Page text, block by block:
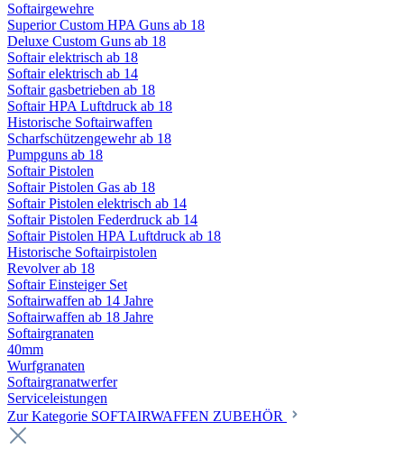
Softairgewehre
Superior Custom HPA Guns ab 18
Deluxe Custom Guns ab 18
Softair elektrisch ab 18
Softair elektrisch ab 14
Softair gasbetrieben ab 18
Softair HPA Luftdruck ab 18
Historische Softairwaffen
Scharfschützengewehr ab 18
Pumpguns ab 18
Softair Pistolen
Softair Pistolen Gas ab 18
Softair Pistolen elektrisch ab 14
Softair Pistolen Federdruck ab 14
Softair Pistolen HPA Luftdruck ab 18
Historische Softairpistolen
Revolver ab 18
Softair Einsteiger Set
Softairwaffen ab 14 Jahre
Softairwaffen ab 18 Jahre
Softairgranaten
40mm
Wurfgranaten
Softairgranatwerfer
Serviceleistungen
Zur Kategorie SOFTAIRWAFFEN ZUBEHÖR